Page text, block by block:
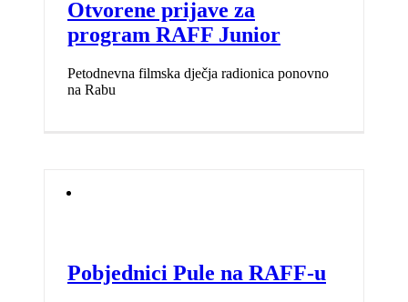
Otvorene prijave za
program RAFF Junior
Petodnevna filmska dječja radionica ponovno
na Rabu
Pobjednici Pule na RAFF-u